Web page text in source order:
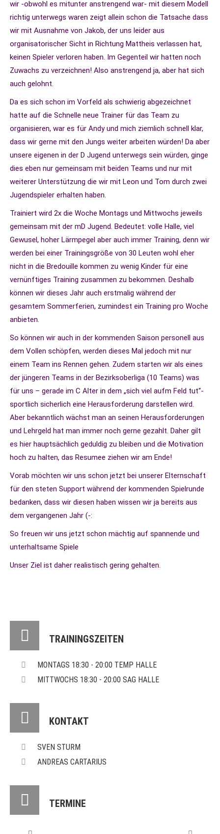
wir -obwohl es mitunter anstrengend war- mit diesem Modell
richtig unterwegs waren zeigt allein schon die Tatsache dass
wir mit Ausnahme von Jakob, der uns leider aus
organisatorischer Sicht in Richtung Mattheis verlassen hat,
keinen Spieler verloren haben. Im Gegenteil wir hatten noch
Zuwachs zu verzeichnen! Also anstrengend ja, aber hat sich
auch gelohnt.
Da es sich schon im Vorfeld als schwierig abgezeichnet
hatte auf die Schnelle neue Trainer für das Team zu
organisieren, war es für Andy und mich ziemlich schnell klar,
dass wir gerne mit den Jungs weiter arbeiten würden! Da aber
unsere eigenen in der D Jugend unterwegs sein würden, ginge
dies eben nur gemeinsam mit beiden Teams und nur mit
weiterer Unterstützung die wir mit Leon und Tom durch zwei
Jugendspieler erhalten haben.
Trainiert wird 2x die Woche Montags und Mittwochs jeweils
gemeinsam mit der mD Jugend. Bedeutet: volle Halle, viel
Gewusel, hoher Lärmpegel aber auch immer Training, denn wir
werden bei einer Trainingsgröße von 30 Leuten wohl eher
nicht in die Bredouille kommen zu wenig Kinder für eine
vernünftiges Training zusammen zu bekommen. Deshalb
können wir dieses Jahr auch erstmalig während der
gesamtem Sommerferien, zumindest ein Training pro Woche
anbieten.
So können wir auch in der kommenden Saison personell aus
dem Vollen schöpfen, werden dieses Mal jedoch mit nur
einem Team ins Rennen gehen. Zudem starten wir als eines
der jüngeren Teams in der Bezirksoberliga (10 Teams) was
für uns – gerade im C Alter in dem „sich viel aufm Feld tut“-
sportlich sicherlich eine Herausforderung darstellen wird.
Aber bekanntlich wächst man an seinen Herausforderungen
und Lehrgeld hat man immer noch gerne gezahlt. Daher gilt
es hier hauptsächlich geduldig zu bleiben und die Motivation
hoch zu halten, das Resumee ziehen wir am Ende!
Vorab möchten wir uns schon jetzt bei unserer Elternschaft
für den steten Support während der kommenden Spielrunde
bedanken, dass wir diesen haben wissen wir ja bereits aus
dem vergangenen Jahr (-:
So freuen wir uns jetzt schon mächtig auf spannende und
unterhaltsame Spiele
Unser Ziel ist daher realistisch gering gehalten.
TRAININGSZEITEN
MONTAGS 18:30 - 20:00 TEMP HALLE
MITTWOCHS 18:30 - 20:00 SAG HALLE
KONTAKT
SVEN STURM
ANDREAS CARTARIUS
TERMINE